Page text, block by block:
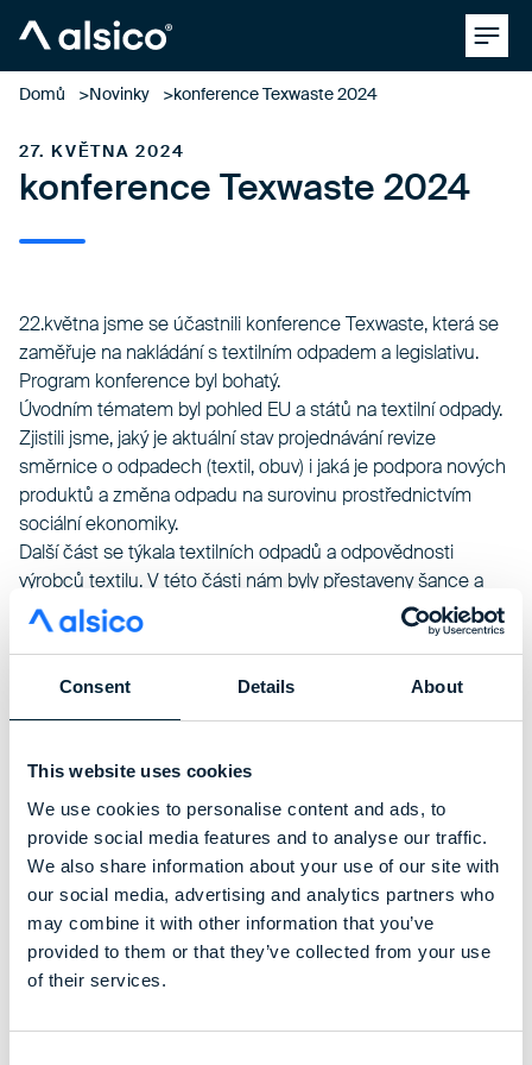
Consent Details About
This website uses cookies
We use cookies to personalise content and ads, to
provide social media features and to analyse our traffic.
We also share information about your use of our site with
our social media, advertising and analytics partners who
may combine it with other information that you’ve
provided to them or that they’ve collected from your use
of their services.
Domů Novinky konference Texwaste 2024
27. KVĚTNA 2024
konference Texwaste 2024
22.května jsme se účastnili konference Texwaste, která se
zaměřuje na nakládání s textilním odpadem a legislativu.
Program konference byl bohatý.
Úvodním tématem byl pohled EU a států na textilní odpady.
Zjistili jsme, jaký je aktuální stav projednávání revize
směrnice o odpadech (textil, obuv) i jaká je podpora nových
produktů a změna odpadu na surovinu prostřednictvím
sociální ekonomiky.
Další část se týkala textilních odpadů a odpovědnosti
výrobců textilu. V této části nám byly přestaveny šance a
rizika EPR z pohledu textilního a oděvního průmyslu.
Dozvěděli jsme se také, jak jsou na povinný separovaný sběr
informace o aktuálním stavu nastavení podmínek ke
stanovení ekologické stopy textilních výrobků z pohledu
Po poledni byla dalším tématem udržitelná textilní výroba.
Představena nám byla cesta k textilním inovacím cestou
cirkularity a využití biomateriálů a také operační oděvy v
kontextu cirkulární ekonomiky a udržitelnosti.
Závěrečná přednáška se týkala recyklace textilu a
inovačních námětů včetně inspirace. Dozvěděli jsme se o
inovativních technologickým řešeních výroby
termopojených NT z recyklovaného textilu. Získali jsem
textilu od Diakonie Broumov.